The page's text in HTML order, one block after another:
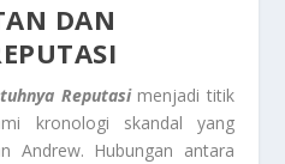
DAN
Reputasi menjadi titik
kronologi skandal yang
Andrew. Hubungan antara